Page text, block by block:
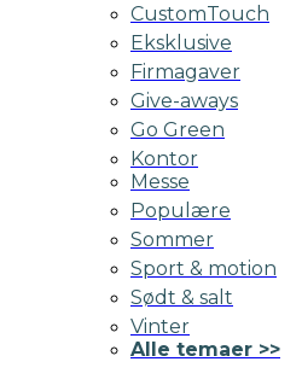
CustomTouch
Eksklusive
Firmagaver
Give-aways
Go Green
Kontor
Messe
Populære
Sommer
Sport & motion
Sødt & salt
Vinter
Alle temaer >>